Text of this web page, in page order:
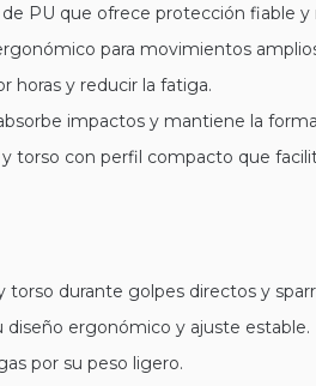
PU que ofrece protección fiable y
para movimientos
horas y reducir la fatiga.
impactos y mantiene la
torso con perfil compacto que
torso durante golpes directos y
diseño ergonómico y ajuste estable.
por su peso ligero.